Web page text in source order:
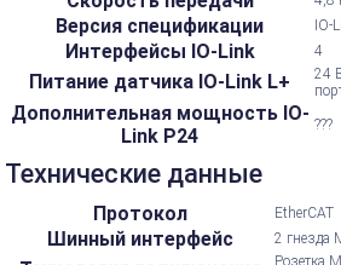
Версия спецификации IO-
Интерфейсы IO-Link 4
Питание датчика IO-Link L+
24
Дополнительная мощность IO-
Link P24
???
Технические данные
Протокол EtherCAT
Шинный интерфейс 2 гнезда
Розетка